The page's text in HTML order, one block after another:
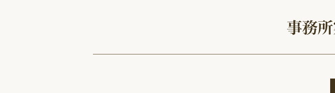
3/26-5/19まで東京藝術大学大学美術館で開催していました「大吉原
事務